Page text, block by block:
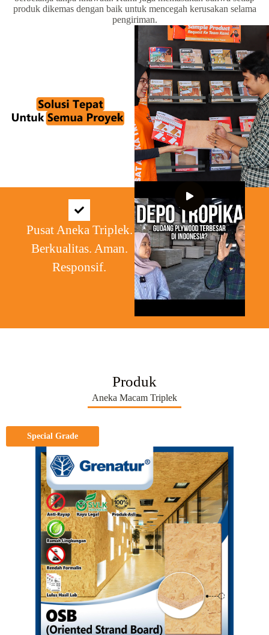
produk dikemas dengan baik untuk mencegah kerusakan selama
pengiriman.
Pusat Aneka Triplek.
Berkualitas. Aman.
Responsif.
Produk
Aneka Macam Triplek
Special Grade